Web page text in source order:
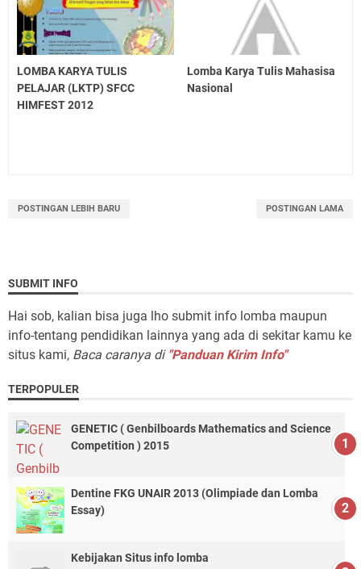
LOMBA KARYA TULIS
PELAJAR (LKTP) SFCC
HIMFEST 2012
Lomba Karya Tulis Mahasisa
Nasional
POSTINGAN LEBIH BARU POSTINGAN LAMA
SUBMIT INFO
Hai sob, kalian bisa juga lho submit info lomba maupun
info-tentang pendidikan lainnya yang ada di sekitar kamu ke
situs kami, Baca caranya di "Panduan Kirim Info"
TERPOPULER
GENETIC ( Genbilboards Mathematics and Science
Competition ) 2015
Dentine FKG UNAIR 2013 (Olimpiade dan Lomba
Essay)
Kebijakan Situs info lomba